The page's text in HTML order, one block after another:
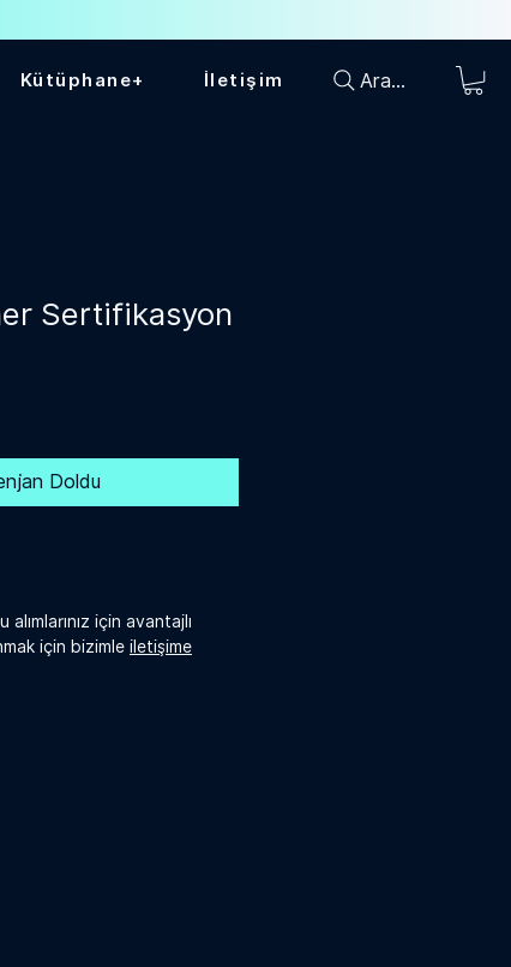
Kütüphane+ İletişim Ara...
Sertifikasyon
Doldu
için avantajlı
için bizimle iletişime